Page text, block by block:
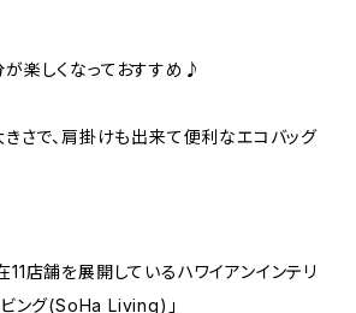
楽しくなっておすすめ♪
さで、肩掛けも出来て便利なエコバッグ
店舗を展開しているハワイアンインテリ
ビング(SoHa Living)」